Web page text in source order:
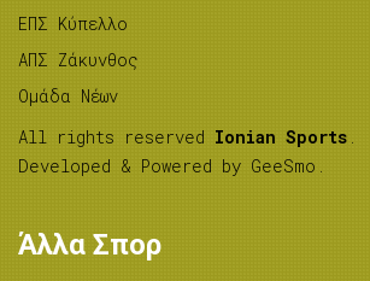
ΕΠΣ Κύπελλο
ΑΠΣ Ζάκυνθος
Ομάδα Νέων
All rights reserved Ionian Sports
Developed & Powered by GeeSmo
Άλλα Σπορ